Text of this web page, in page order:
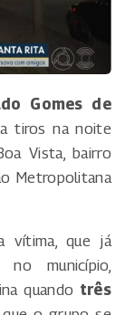
Gomes de
tiros na noite
Vista, bairro
Metropolitana
vítima, que já
município,
quando três